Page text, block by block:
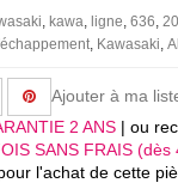
kawa ligne 636
Kawasaki
Ajouter à ma
2 ANS | ou
SANS FRAIS (dès
l'achat de cette